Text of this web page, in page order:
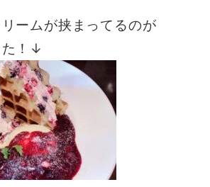
ームが挟まってるのが
た！↓